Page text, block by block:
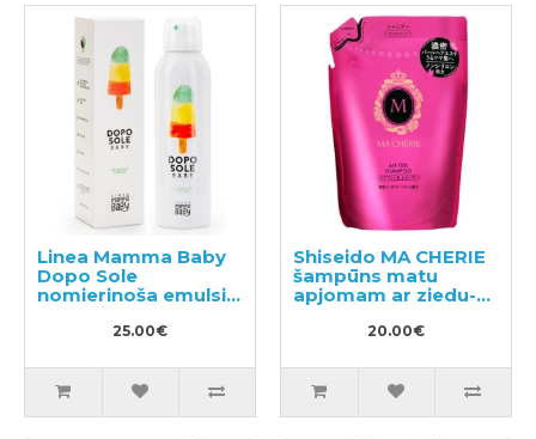
Linea Mamma Baby
Dopo Sole
nomierinoša emulsija
ar papildus
aizsardzību pret
25.00€
Shiseido MA CHERIE
šampūns matu
apjomam ar ziedu-
augļu aromātu,
pildviela 380ml
20.00€